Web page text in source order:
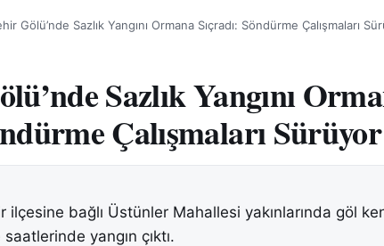
Gölü’nde Sazlık Yangını Ormana Sıçradı: Söndürme Çalışmaları
Sazlık Yangını
Çalışmaları Sürüyor
ilçesine bağlı Üstünler Mahallesi yakınlarında göl
yangın çıktı.